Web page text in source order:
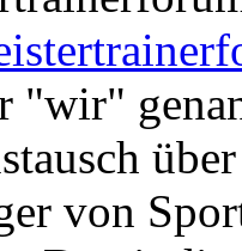
"wir"
von